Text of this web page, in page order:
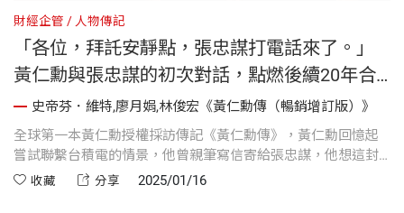
財經企管 人物傳記
「各位，拜託安靜點，張忠謀打電話來了。」
黃仁勳與張忠謀的初次對話，點燃後續20年合
作火花
史帝芬．維特,廖月娟,林俊宏《黃仁勳傳（暢銷增訂版）》
全球第一本黃仁勳授權採訪傳記《黃仁勳傳》，黃仁勳回憶起
嘗試聯繫台積電的情景，他曾親筆寫信寄給張忠謀，他想這封
信也許會石沉大海，但過不久，黃仁勳接到來自張忠謀的電
收藏 分享 2025/01/16